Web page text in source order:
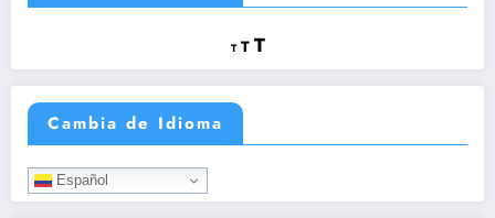
T
Reducir
tamaño
de
fuente.
TRestablecer
de
TAumentar
tamaño
fuente.
Cambia de Idioma
Español